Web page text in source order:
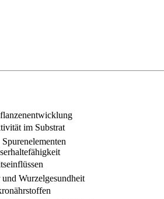
im Substrat
Wurzelgesundheit